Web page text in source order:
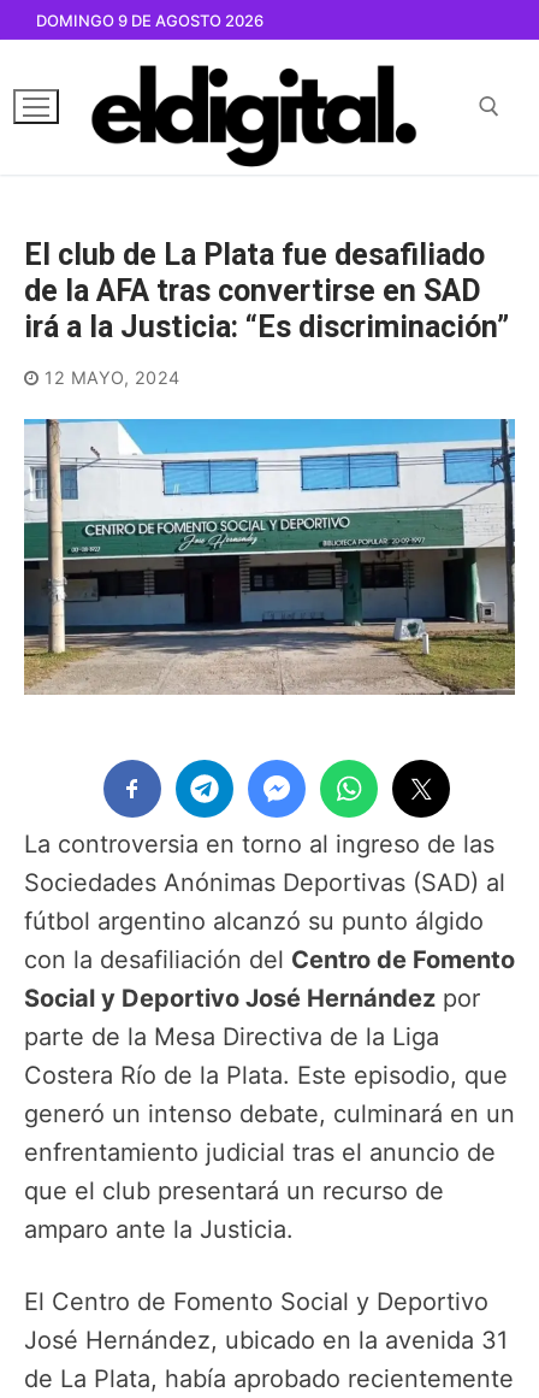
contenido
DOMINGO 9 DE AGOSTO 2026
El club de La Plata fue desafiliado
de la AFA tras convertirse en SAD
irá a la Justicia: “Es discriminación”
12 MAYO, 2024
La controversia en torno al ingreso de las
Sociedades Anónimas Deportivas (SAD) al
fútbol argentino alcanzó su punto álgido
con la desafiliación del Centro de Fomento
Social y Deportivo José Hernández por
parte de la Mesa Directiva de la Liga
Costera Río de la Plata. Este episodio, que
generó un intenso debate, culminará en un
enfrentamiento judicial tras el anuncio de
que el club presentará un recurso de
amparo ante la Justicia.
El Centro de Fomento Social y Deportivo
José Hernández, ubicado en la avenida 31
de La Plata, había aprobado recientemente